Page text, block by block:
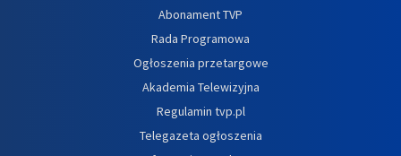
Abonament TVP
Rada Programowa
Ogłoszenia przetargowe
Akademia Telewizyjna
Regulamin tvp.pl
Telegazeta ogłoszenia